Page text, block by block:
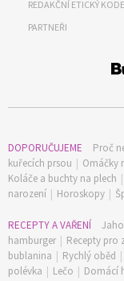
REDAKČNÍ ETICKÝ
PARTNEŘI
DOPORUČUJEME Proč
kuřecích prsou | Omáčky
Koláče a buchty na plech |
narození | Horoskopy |
RECEPTY A VAŘENÍ
hamburger | Recepty pro
bublanina | Rychlý oběd |
polévka | Lečo | Domácí